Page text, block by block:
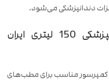
دندانپزشکی می‌شود.
ویژگی‌های برجسته کمپرسور دندانپزشکی 150 لیتری ایران
150 لیتر، این کمپرسور مناسب برای مطب‌های